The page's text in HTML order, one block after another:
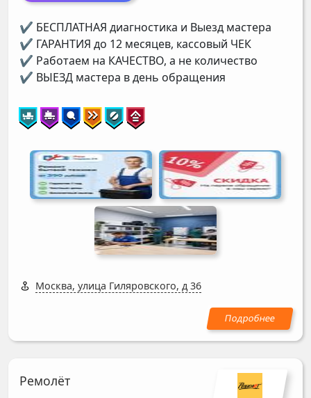
✔ БЕСПЛАТНАЯ диагностика и Выезд мастера
✔ ГАРАНТИЯ до 12 месяцев, кассовый ЧЕК
✔ Работаем на КАЧЕСТВО, а не количество
✔ ВЫЕЗД мастера в день обращения
Москва, улица Гиляровского, д 36
Ремолёт